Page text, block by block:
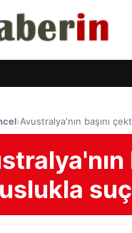
›Avustralya'nın başını